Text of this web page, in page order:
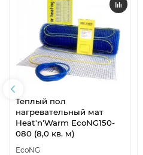
Теплый пол
нагревательный мат
Heat'n'Warm EcoNG150-
080 (8,0 кв. м)
EcoNG